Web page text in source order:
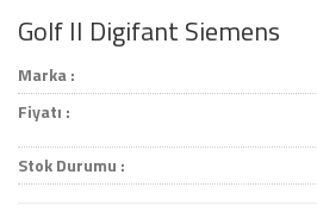
Golf II Digifant Siemens
Marka :
Fiyatı :
Stok Durumu :